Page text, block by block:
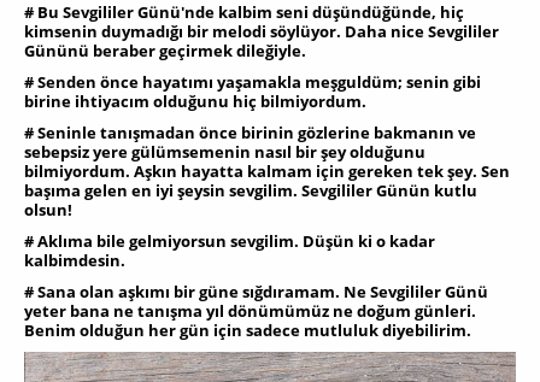
# Bu Sevgililer Günü'nde kalbim seni düşündüğünde, hiç
kimsenin duymadığı bir melodi söylüyor. Daha nice Sevgililer
Gününü beraber geçirmek dileğiyle.
# Senden önce hayatımı yaşamakla meşguldüm; senin gibi
birine ihtiyacım olduğunu hiç bilmiyordum.
# Seninle tanışmadan önce birinin gözlerine bakmanın ve
sebepsiz yere gülümsemenin nasıl bir şey olduğunu
bilmiyordum. Aşkın hayatta kalmam için gereken tek şey. Sen
başıma gelen en iyi şeysin sevgilim. Sevgililer Günün kutlu
olsun!
# Aklıma bile gelmiyorsun sevgilim. Düşün ki o kadar
kalbimdesin.
# Sana olan aşkımı bir güne sığdıramam. Ne Sevgililer Günü
yeter bana ne tanışma yıl dönümümüz ne doğum günleri.
Benim olduğun her gün için sadece mutluluk diyebilirim.